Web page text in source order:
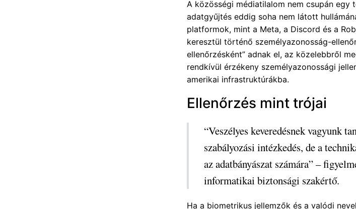
A közösségi médiatilalom nem csupán egy
adatgyűjtés eddig soha nem látott
platformok, mint a Meta, a Discord és a
keresztül történő személyazonosság-
ellenőrzésként” adnak el, az közelebbről
rendkívül érzékeny személyazonossági
amerikai infrastruktúrákba.
Ellenőrzés mint trójai
“Veszélyes keveredésnek vagyunk
szabályozási intézkedés, de a
az adatbányászat számára” –
informatikai biztonsági szakértő.
Ha a biometrikus jellemzők és a valódi